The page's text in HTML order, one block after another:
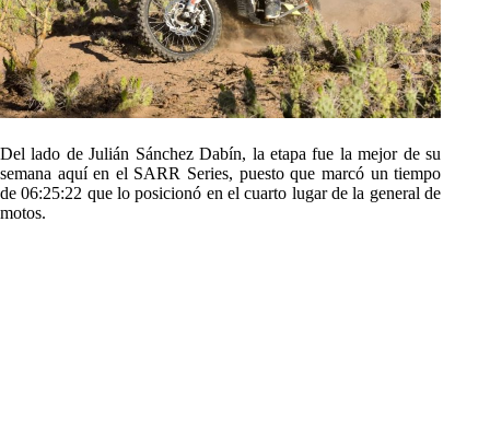
Del lado de Julián Sánchez Dabín, la etapa fue la mejor de su
semana aquí en el SARR Series, puesto que marcó un tiempo
de 06:25:22 que lo posicionó en el cuarto lugar de la general de
motos.